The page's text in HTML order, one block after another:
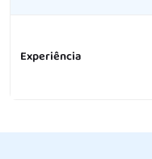
Experiência